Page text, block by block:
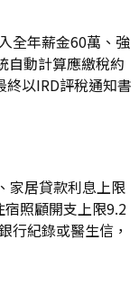
全年薪金60萬、強
自動計算應繳稅約
以IRD評稅通知書
家居貸款利息上限
照顧開支上限9.2
行紀錄或醫生信，